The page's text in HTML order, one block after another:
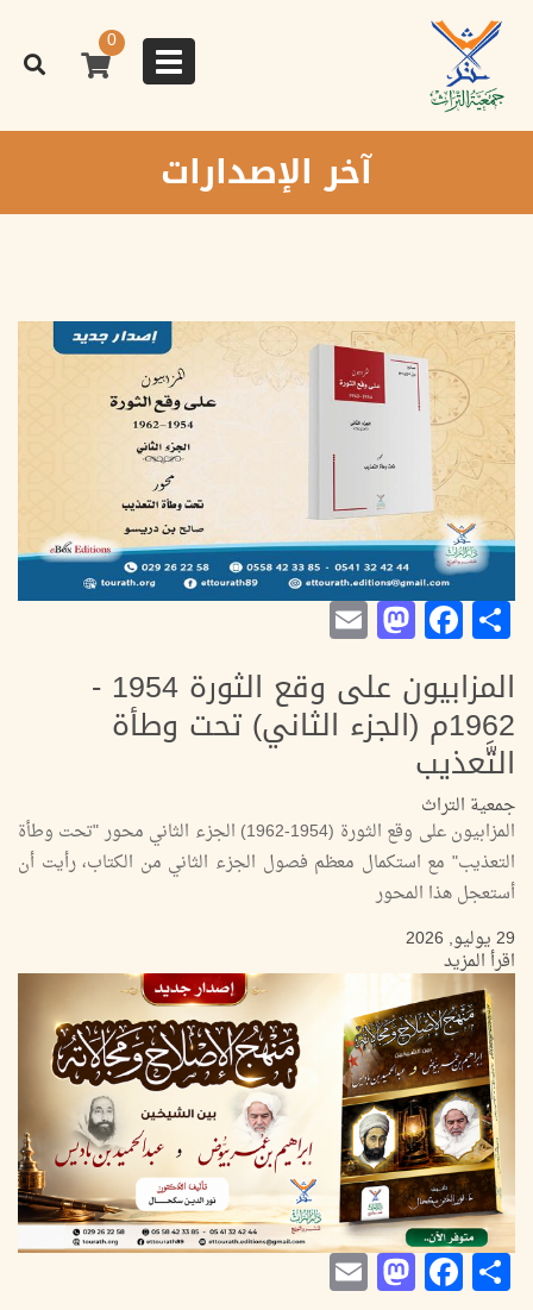
المحتوى
الرئيسي
Toggle
navigation
0
آخر الإصدارات
Share
Facebook
Mastodon
Email
المزابيون على وقع الثورة 1954 -
1962م (الجزء الثاني) تحت وطأة
التَّعذيب
جمعية التراث
المزابيون على وقع الثورة (1954-1962) الجزء الثاني محور "تحت وطأة
التعذيب" مع استكمال معظم فصول الجزء الثاني من الكتاب، رأيت أن
أستعجل هذا المحور
29 يوليو, 2026
اقرأ المزيد
Share
Facebook
Mastodon
Email